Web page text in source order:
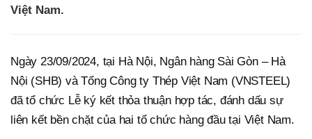
Việt Nam.
Ngày 23/09/2024, tại Hà Nội, Ngân hàng Sài Gòn – Hà
Nội (SHB) và Tổng Công ty Thép Việt Nam (VNSTEEL)
đã tổ chức Lễ ký kết thỏa thuận hợp tác, đánh dấu sự
liên kết bền chặt của hai tổ chức hàng đầu tại Việt Nam.